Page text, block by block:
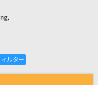
スト
いる曲の一覧